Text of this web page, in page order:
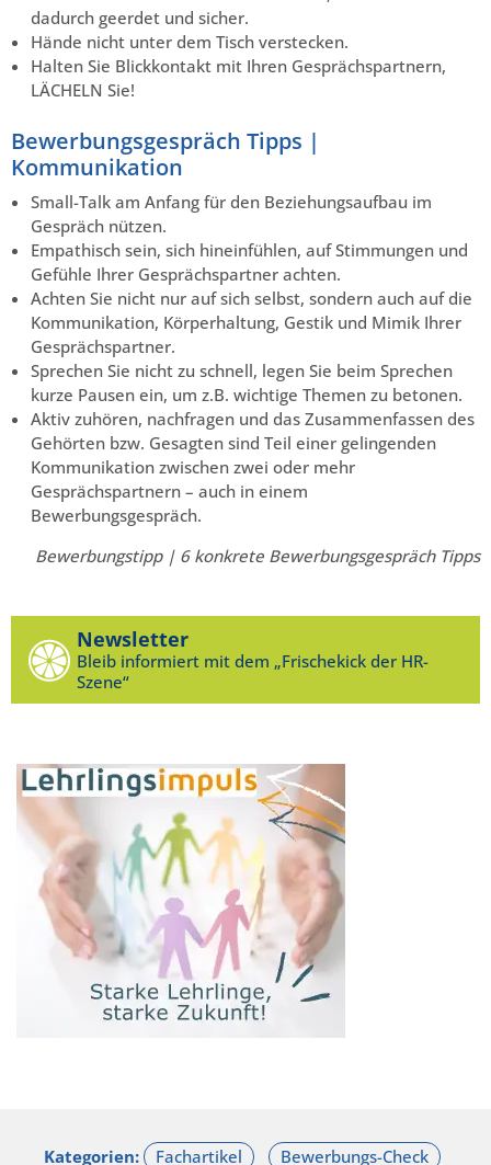
dadurch geerdet und sicher.
Hände nicht unter dem Tisch verstecken.
Halten Sie Blickkontakt mit Ihren Gesprächspartnern,
LÄCHELN Sie!
Bewerbungsgespräch Tipps |
Kommunikation
Small-Talk am Anfang für den Beziehungsaufbau im
Gespräch nützen.
Empathisch sein, sich hineinfühlen, auf Stimmungen und
Gefühle Ihrer Gesprächspartner achten.
Achten Sie nicht nur auf sich selbst, sondern auch auf die
Kommunikation, Körperhaltung, Gestik und Mimik Ihrer
Gesprächspartner.
Sprechen Sie nicht zu schnell, legen Sie beim Sprechen
kurze Pausen ein, um z.B. wichtige Themen zu betonen.
Aktiv zuhören, nachfragen und das Zusammenfassen des
Gehörten bzw. Gesagten sind Teil einer gelingenden
Kommunikation zwischen zwei oder mehr
Gesprächspartnern – auch in einem
Bewerbungsgespräch.
Bewerbungstipp | 6 konkrete Bewerbungsgespräch Tipps
Newsletter
Bleib informiert mit dem „Frischekick der HR-
Szene“
Kategorien: